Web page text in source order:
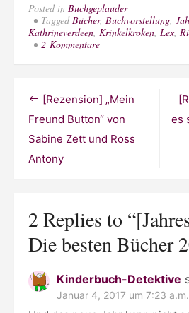
Posted in Buchgeplauder
TaggedBücher, Buchvorstellung,
Kathrineverdeen, Krinkelkroken, Lex,
2 Kommentarezu
Bücher
2016
Beitragsnavigation
es
[Rezension] „Mein
Freund Button“ von
Sabine Zett und Ross
Antony
2 Replies to “
Die besten Bücher
Kinderbuch-Detektive
Januar 4, 2017 um 7:23